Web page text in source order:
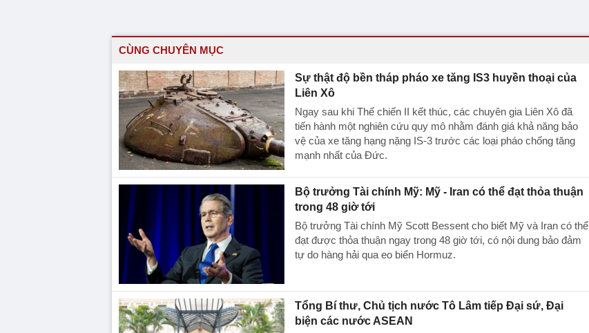
CÙNG CHUYÊN MỤC
Sự thật độ bền tháp pháo xe tăng IS3 huyền thoại của
Liên Xô
Ngay sau khi Thế chiến II kết thúc, các chuyên gia Liên Xô đã
tiến hành một nghiên cứu quy mô nhằm đánh giá khả năng bảo
vệ của xe tăng hạng nặng IS-3 trước các loại pháo chống tăng
mạnh nhất của Đức.
Bộ trưởng Tài chính Mỹ: Mỹ - Iran có thể đạt thỏa thuận
trong 48 giờ tới
Bộ trưởng Tài chính Mỹ Scott Bessent cho biết Mỹ và Iran có thể
đạt được thỏa thuận ngay trong 48 giờ tới, có nội dung bảo đảm
tự do hàng hải qua eo biển Hormuz.
Tổng Bí thư, Chủ tịch nước Tô Lâm tiếp Đại sứ, Đại
biện các nước ASEAN